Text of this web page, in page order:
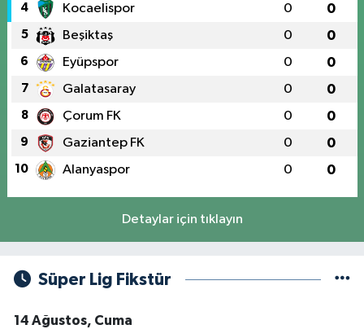
4 Kocaelispor 0 0
5 Beşiktaş 0 0
6 Eyüpspor 0 0
7 Galatasaray 0 0
8 Çorum FK 0 0
9 Gaziantep FK 0 0
10 Alanyaspor 0 0
Detaylar için tıklayın
Süper Lig Fikstür
14 Ağustos, Cuma